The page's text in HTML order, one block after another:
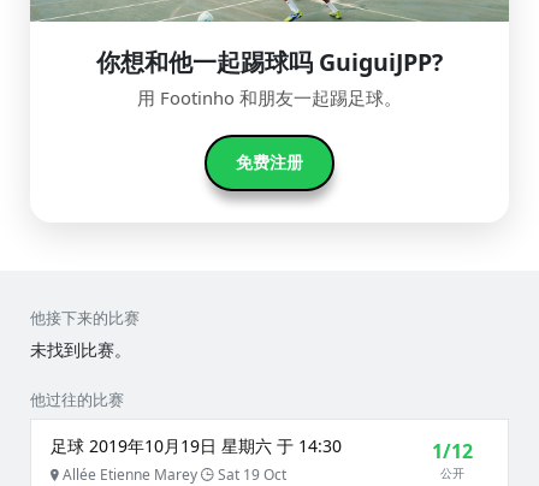
你想和他一起踢球吗 GuiguiJPP?
用 Footinho 和朋友一起踢足球。
免费注册
他接下来的比赛
未找到比赛。
他过往的比赛
足球 2019年10月19日 星期六 于 14:30
Allée Etienne Marey Sat 19 Oct
1/12
公开